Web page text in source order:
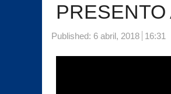
Published: 6 abril, 2018 16:31